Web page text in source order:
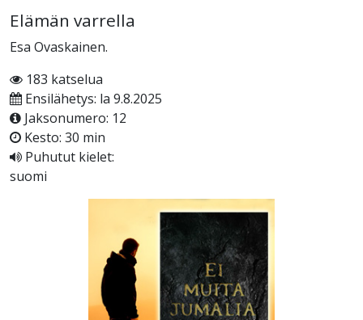
Elämän varrella
Esa Ovaskainen.
183 katselua
Ensilähetys: la 9.8.2025
Jaksonumero: 12
Kesto: 30 min
Puhutut kielet:
suomi